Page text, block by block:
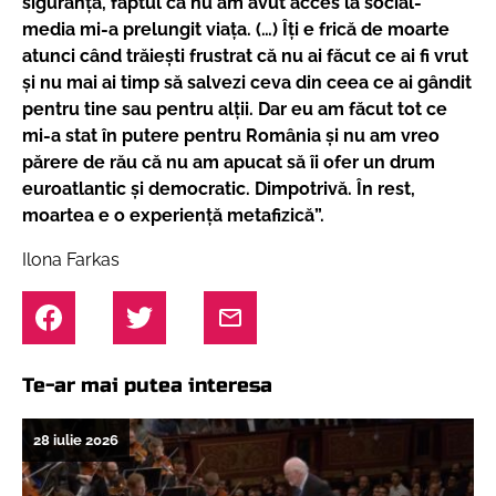
media mi-a prelungit viața. (…) Îți e frică de moarte
atunci când trăiești frustrat că nu ai făcut ce ai fi vrut
și nu mai ai timp să salvezi ceva din ceea ce ai gândit
pentru tine sau pentru alții. Dar eu am făcut tot ce
mi-a stat în putere pentru România și nu am vreo
părere de rău că nu am apucat să îi ofer un drum
euroatlantic și democratic. Dimpotrivă. În rest,
moartea e o experiență metafizică”.
Ilona Farkas
Te-ar mai putea interesa
28 iulie 2026